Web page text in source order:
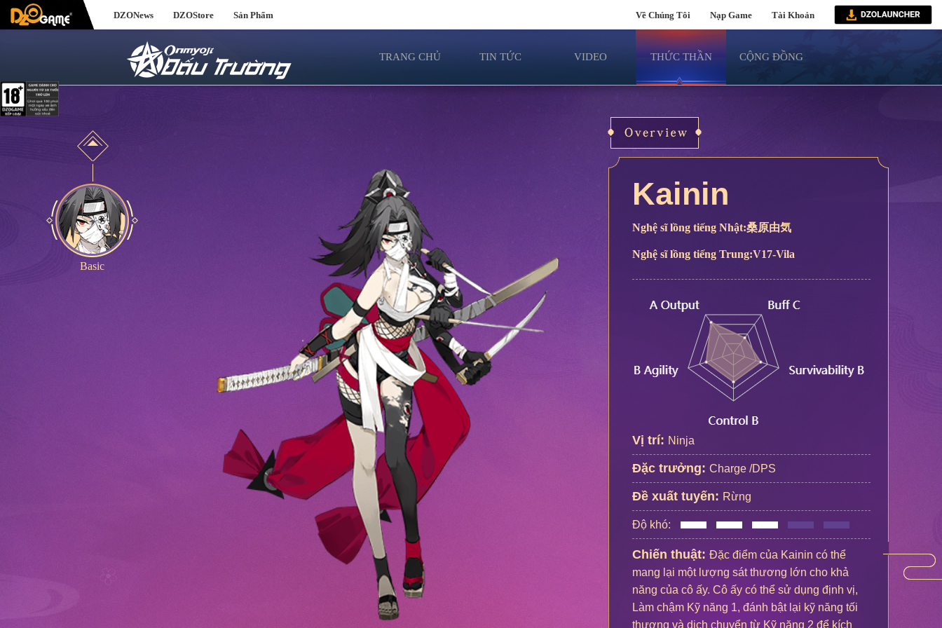
DZONews DZOStore Sản Phẩm Về Chúng Tôi Nạp Game Tài Khoản
TRANG CHỦ TIN TỨC VIDEO THỨC THẦN CỘNG ĐỒNG
Basic
Kainin
Nghệ sĩ lồng tiếng Nhật:桑原由気
Nghệ sĩ lồng tiếng Trung:V17-Vila
Vị trí: Ninja
Đặc trưởng: Charge /DPS
Đề xuất tuyến: Rừng
Độ khó:
Chiến thuật: Đặc điểm của Kainin có thể
mang lại một lượng sát thương lớn cho khả
năng của cô ấy. Cô ấy có thể sử dụng định vị,
Làm chậm Kỹ năng 1, đánh bật lại kỹ năng tối
thượng và dịch chuyển từ Kỹ năng 2 để kích